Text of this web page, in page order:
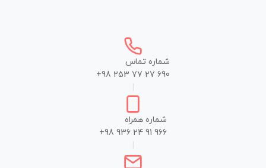
شماره تماس
+98 253 77 27 690
شماره همراه
+98 936 24 91 966